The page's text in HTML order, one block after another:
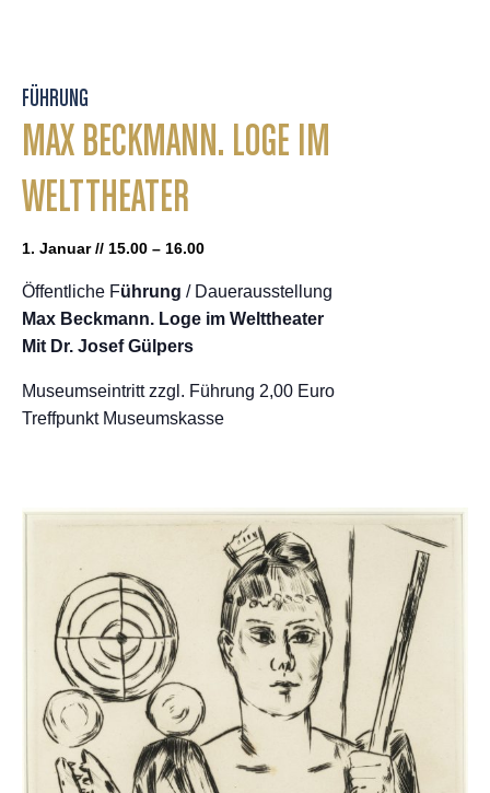
FÜHRUNG
MAX BECKMANN. LOGE IM
WELTTHEATER
1. Januar // 15.00 – 16.00
Öffentliche Führung / Dauerausstellung
Max Beckmann. Loge im Welttheater
Mit Dr. Josef Gülpers
Museumseintritt zzgl. Führung 2,00 Euro
Treffpunkt Museumskasse